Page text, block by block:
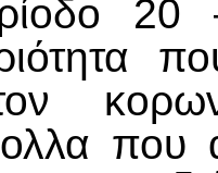
20
που